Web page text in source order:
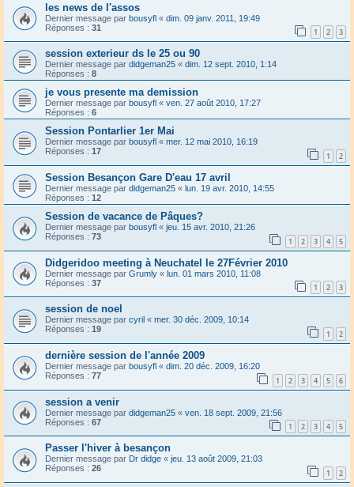
les news de l'assos
Dernier message par bousyfl « dim. 09 janv. 2011, 19:49
Réponses : 31 1 2 3
session exterieur ds le 25 ou 90
Dernier message par didgeman25 « dim. 12 sept. 2010, 1:14
Réponses : 8
je vous presente ma demission
Dernier message par bousyfl « ven. 27 août 2010, 17:27
Réponses : 6
Session Pontarlier 1er Mai
Dernier message par bousyfl « mer. 12 mai 2010, 16:19
Réponses : 17 1 2
Session Besançon Gare D'eau 17 avril
Dernier message par didgeman25 « lun. 19 avr. 2010, 14:55
Réponses : 12
Session de vacance de Pâques?
Dernier message par bousyfl « jeu. 15 avr. 2010, 21:26
Réponses : 73 1 2 3 4 5
Didgeridoo meeting à Neuchatel le 27Février 2010
Dernier message par Grumly « lun. 01 mars 2010, 11:08
Réponses : 37 1 2 3
session de noel
Dernier message par cyril « mer. 30 déc. 2009, 10:14
Réponses : 19 1 2
dernière session de l'année 2009
Dernier message par bousyfl « dim. 20 déc. 2009, 16:20
Réponses : 77 1 2 3 4 5 6
session a venir
Dernier message par didgeman25 « ven. 18 sept. 2009, 21:56
Réponses : 67 1 2 3 4 5
Passer l'hiver à besançon
Dernier message par Dr didge « jeu. 13 août 2009, 21:03
Réponses : 26 1 2